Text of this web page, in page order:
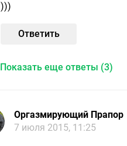
)))
Ответить
Показать еще ответы (3)
Оргазмирующий Прапор
7 июля 2015, 11:25